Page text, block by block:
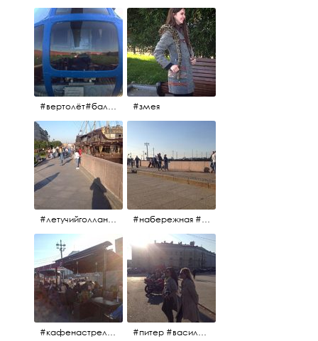
#вертолёт#балтийскиеавиалинии #петропавловскаякрепость #заячийостров #полётынадпитером #полётынадгородом #полёты #змея
#летучийголландец #набережнаяневы #набережная #людигуляют #биржевоймост
#кафенастрелкевасильевскогоострова #байкеры #питер #васильевскийостров #байкеры #иностранцы